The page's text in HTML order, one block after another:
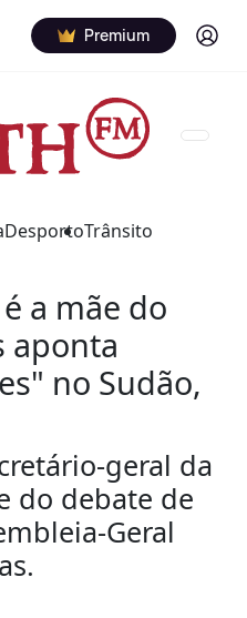
Premium Log in
DesportoTrânsito
a mãe do
aponta
no Sudão,
geral da
do debate de
Geral